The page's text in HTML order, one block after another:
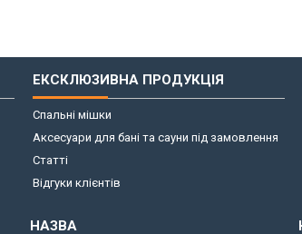
ЕКСКЛЮЗИВНА ПРОДУКЦІЯ
Спальні мішки
Аксесуари для бані та сауни під замовлення
Статті
Відгуки клієнтів